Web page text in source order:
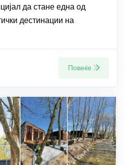
да стане една од
дестинации на
Повеќе